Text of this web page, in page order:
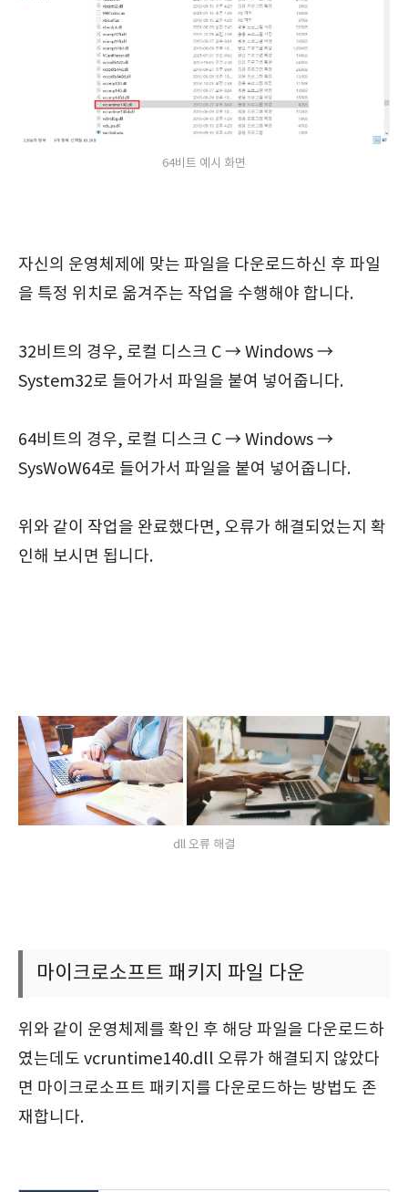
64비트 예시 화면
자신의 운영체제에 맞는 파일을 다운로드하신 후 파일
을 특정 위치로 옮겨주는 작업을 수행해야 합니다.
32비트의 경우, 로컬 디스크 C → Windows →
System32로 들어가서 파일을 붙여 넣어줍니다.
64비트의 경우, 로컬 디스크 C → Windows →
SysWoW64로 들어가서 파일을 붙여 넣어줍니다.
위와 같이 작업을 완료했다면, 오류가 해결되었는지 확
인해 보시면 됩니다.
dll 오류 해결
마이크로소프트 패키지 파일 다운
위와 같이 운영체제를 확인 후 해당 파일을 다운로드하
였는데도 vcruntime140.dll 오류가 해결되지 않았다
면 마이크로소프트 패키지를 다운로드하는 방법도 존
재합니다.